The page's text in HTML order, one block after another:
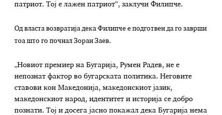
патриот. Тој е лажен патриот“, заклучи Филипче.
Од власта возвратија дека Филипче е подготвен да го заврши
тоа што го почнал Зоран Заев.
„Новиот премиер на Бугарија, Румен Радев, не е
непознат фактор во бугарската политика. Неговите
ставови кон Македонија, македонскиот јазик,
македонскиот народ, идентитет и историја се добро
познати. Тој и досега јасно покажал дека Бугарија нема